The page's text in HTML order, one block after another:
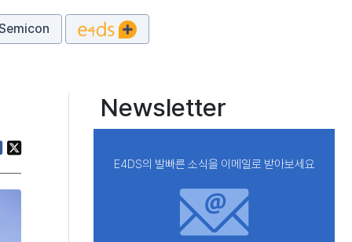
Newsletter
E4DS의 발빠른 소식을 이메일로 받아보세요